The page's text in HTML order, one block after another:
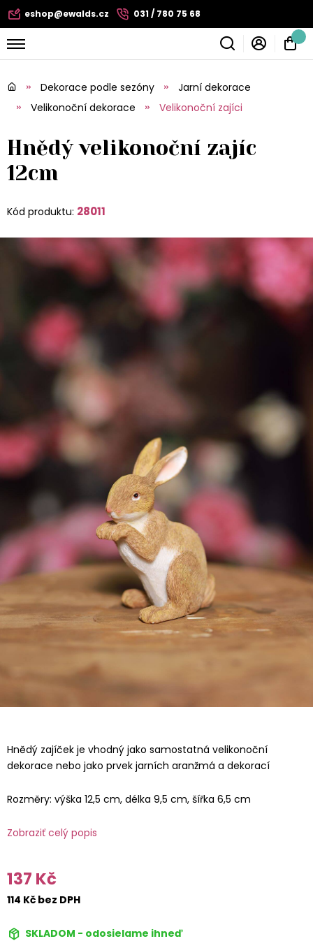
eshop@ewalds.cz 031 / 780 75 68
Dekorace podle sezóny
Jarní dekorace
Velikonoční dekorace
Velikonoční zajíci
Hnědý velikonoční zajíc
12cm
Kód produktu: 28011
Hnědý zajíček je vhodný jako samostatná velikonoční
dekorace nebo jako prvek jarních aranžmá a dekorací
Rozměry: výška 12,5 cm, délka 9,5 cm, šířka 6,5 cm
Zobraziť celý popis
137 Kč
114 Kč bez DPH
SKLADOM - odosielame ihneď